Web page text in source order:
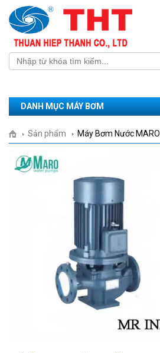
DANH MỤC MÁY BƠM
Sản phẩm Máy Bơm Nước MARO